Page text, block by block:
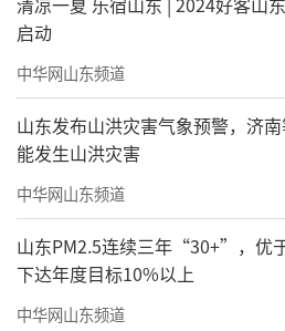
启动
中华网山东频道
山东发布山洪灾害气象预警，济
能发生山洪灾害
中华网山东频道
山东PM2.5连续三年“30+”，优
下达年度目标10%以上
中华网山东频道